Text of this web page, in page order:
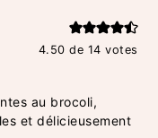
4.50 de 14 votes
au brocoli,
et délicieusement